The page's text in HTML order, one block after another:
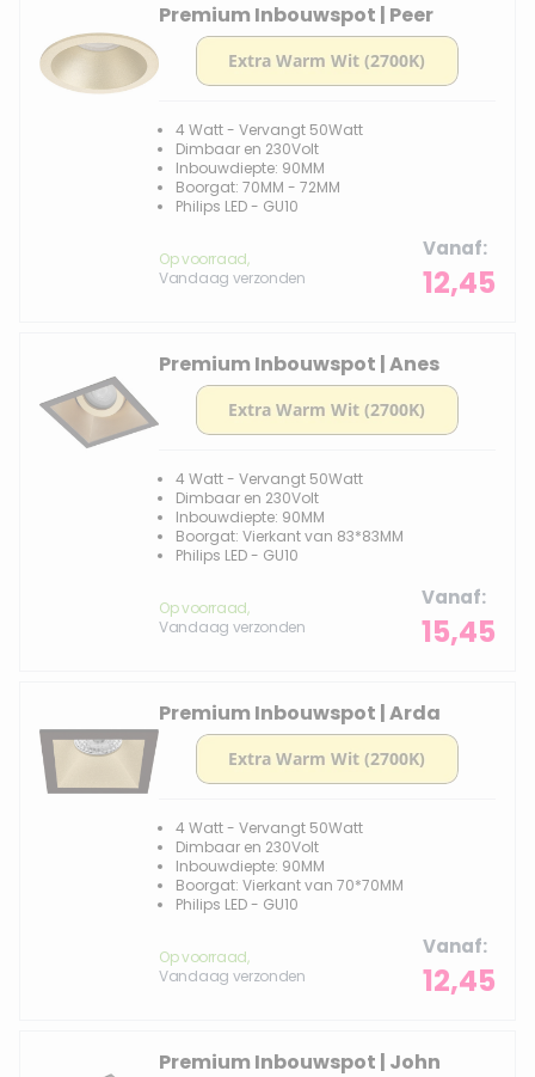
Premium Inbouwspot | Peer
4 Watt - Vervangt 50Watt
Dimbaar en 230Volt
Inbouwdiepte: 90MM
Boorgat: 70MM - 72MM
Philips LED - GU10
Op voorraad,
Vandaag verzonden
Vanaf
12,45
Premium Inbouwspot | Anes
4 Watt - Vervangt 50Watt
Dimbaar en 230Volt
Inbouwdiepte: 90MM
Boorgat: Vierkant van 83*83MM
Philips LED - GU10
Op voorraad,
Vandaag verzonden
Vanaf
15,45
Premium Inbouwspot | Arda
4 Watt - Vervangt 50Watt
Dimbaar en 230Volt
Inbouwdiepte: 90MM
Boorgat: Vierkant van 70*70MM
Philips LED - GU10
Op voorraad,
Vandaag verzonden
Vanaf
12,45
Premium Inbouwspot | John